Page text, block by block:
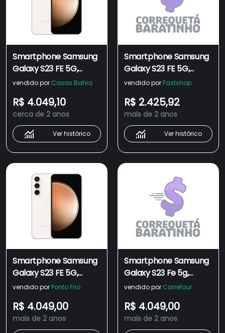
Smartphone Samsung
Galaxy S23 FE 5G,
256GB, 8GB RAM,
50MP+12+10, Tela
infinita 6.4" Creme
vendido por Casas Bahia
R$ 4.049,10
cerca de 2 anos
Ver histórico
Smartphone Samsung
Galaxy S23 FE 5G,
256GB, 8GB RAM,
50MP+12+10, Tela
infinita 6.4"- Azul
vendido por Fastshop
R$ 2.425,92
mais de 2 anos
Ver histórico
Smartphone Samsung
Galaxy S23 FE 5G,
256GB, 8GB RAM,
50MP+12+10, Tela
infinita 6.4" Creme
vendido por Ponto Frio
R$ 4.049,00
mais de 2 anos
Smartphone Samsung
Galaxy S23 Fe 5g,
256gb, 8gb Ram,
50mp+12+10, Tela
Infinita 6.4" Grafite
vendido por Carrefour
R$ 4.049,00
mais de 2 anos